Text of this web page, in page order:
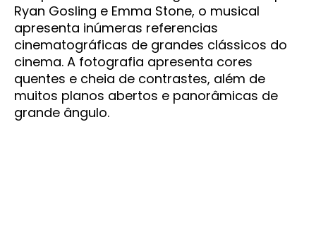
Ryan Gosling e Emma Stone, o musical
apresenta inúmeras referencias
cinematográficas de grandes clássicos do
cinema. A fotografia apresenta cores
quentes e cheia de contrastes, além de
muitos planos abertos e panorâmicas de
grande ângulo.